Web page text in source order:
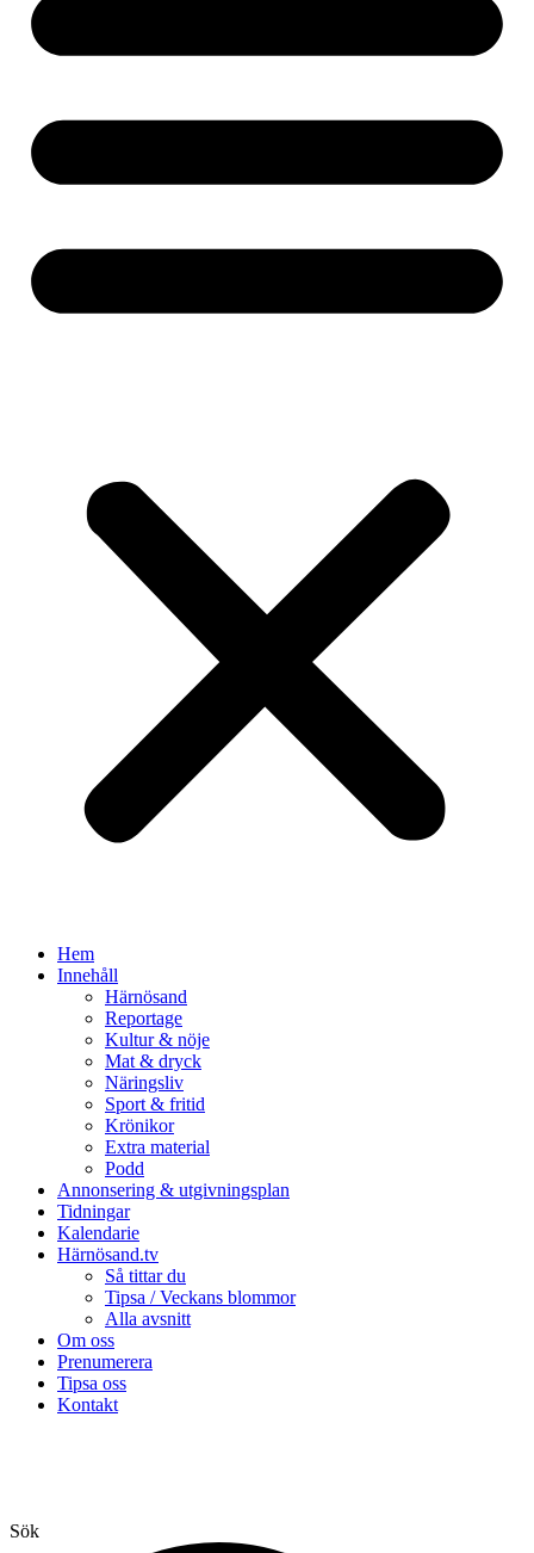
Hem
Innehåll
Härnösand
Reportage
Kultur & nöje
Mat & dryck
Näringsliv
Sport & fritid
Krönikor
Extra material
Podd
Annonsering & utgivningsplan
Tidningar
Kalendarie
Härnösand.tv
Så tittar du
Tipsa / Veckans blommor
Alla avsnitt
Om oss
Prenumerera
Tipsa oss
Kontakt
Sök